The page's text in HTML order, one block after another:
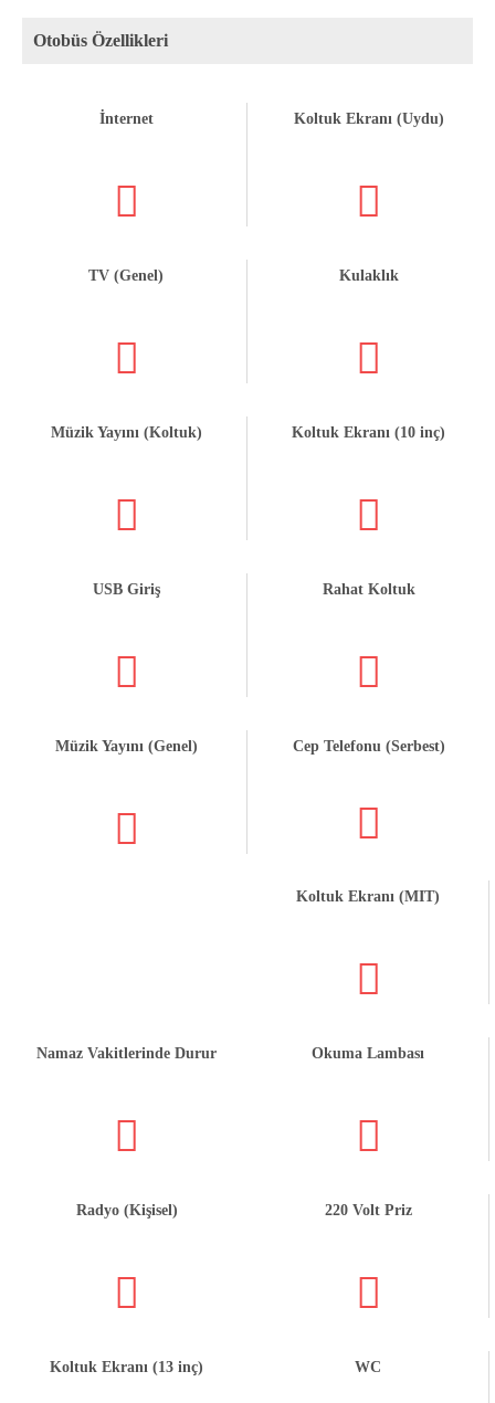
Otobüs Özellikleri
İnternet Koltuk Ekranı (Uydu)
TV (Genel) Kulaklık
Müzik Yayını (Koltuk) Koltuk Ekranı (10 inç)
USB Giriş Rahat Koltuk
Müzik Yayını (Genel) Cep Telefonu (Serbest)
Koltuk Ekranı (MIT)
Namaz Vakitlerinde Durur Okuma Lambası
Radyo (Kişisel) 220 Volt Priz
Koltuk Ekranı (13 inç) WC